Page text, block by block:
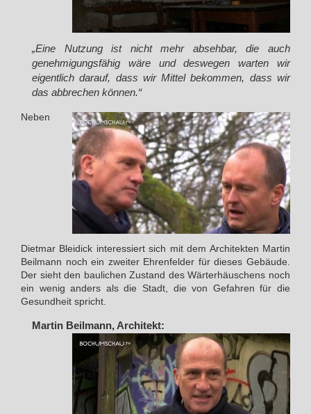
„Eine Nutzung ist nicht mehr absehbar, die auch
genehmigungsfähig wäre und deswegen warten wir
eigentlich darauf, dass wir Mittel bekommen, dass wir
das abbrechen können.“
Neben
Dietmar Bleidick interessiert sich mit dem Architekten Martin
Beilmann noch ein zweiter Ehrenfelder für dieses Gebäude.
Der sieht den baulichen Zustand des Wärterhäuschens noch
ein wenig anders als die Stadt, die von Gefahren für die
Gesundheit spricht.
Martin Beilmann, Architekt: